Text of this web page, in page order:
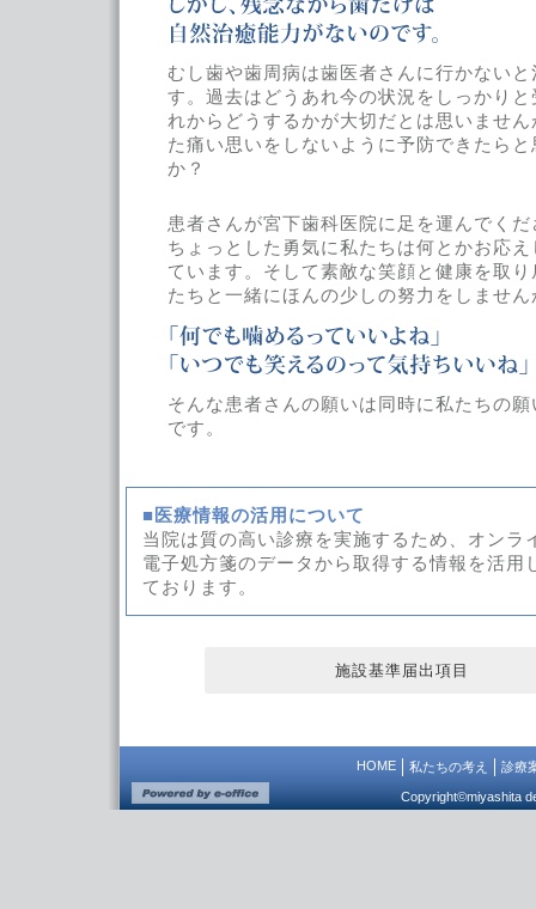
むし歯や歯周病は歯医者さんに行かない
す。過去はどうあれ今の状況をしっかり
れからどうするかが大切だとは思いませ
た痛い思いをしないように予防できたら
か？
患者さんが宮下歯科医院に足を運んでく
ちょっとした勇気に私たちは何とかお応
ています。そして素敵な笑顔と健康を取
たちと一緒にほんの少しの努力をしません
そんな患者さんの願いは同時に私たちの
です。
■医療情報の活用について
当院は質の高い診療を実施するため、オンラ
電子処方箋のデータから取得する情報を活用
ております。
施設基準届出項目
HOME 私たちの考え 診療
Copyright©miyashita